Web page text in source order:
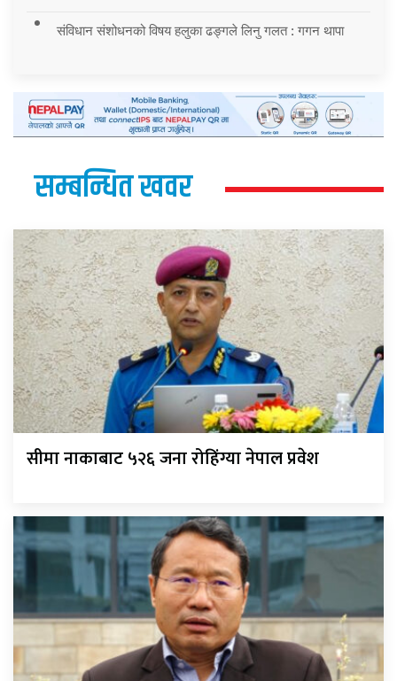
संविधान संशोधनको विषय हलुका ढङ्गले लिनु गलत : गगन थापा
सम्बन्धित खवर
सीमा नाकाबाट ५२६ जना रोहिंग्या नेपाल प्रवेश